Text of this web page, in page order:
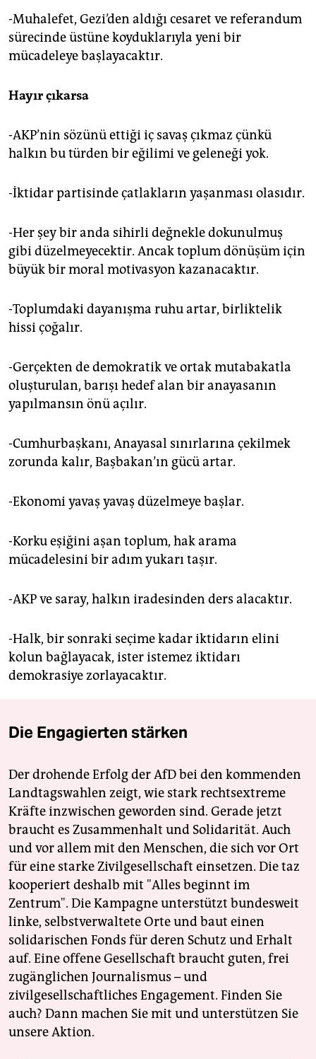
-Muhalefet, Gezi’den aldığı cesaret ve referandum
sürecinde üstüne koyduklarıyla yeni bir
mücadeleye başlayacaktır.
Hayır çıkarsa
-AKP’nin sözünü ettiği iç savaş çıkmaz çünkü
halkın bu türden bir eğilimi ve geleneği yok.
-İktidar partisinde çatlakların yaşanması olasıdır.
-Her şey bir anda sihirli değnekle dokunulmuş
gibi düzelmeyecektir. Ancak toplum dönüşüm için
büyük bir moral motivasyon kazanacaktır.
-Toplumdaki dayanışma ruhu artar, birliktelik
hissi çoğalır.
-Gerçekten de demokratik ve ortak mutabakatla
oluşturulan, barışı hedef alan bir anayasanın
yapılmansın önü açılır.
-Cumhurbaşkanı, Anayasal sınırlarına çekilmek
zorunda kalır, Başbakan’ın gücü artar.
-Ekonomi yavaş yavaş düzelmeye başlar.
-Korku eşiğini aşan toplum, hak arama
mücadelesini bir adım yukarı taşır.
-AKP ve saray, halkın iradesinden ders alacaktır.
-Halk, bir sonraki seçime kadar iktidarın elini
kolun bağlayacak, ister istemez iktidarı
demokrasiye zorlayacaktır.
Die Engagierten stärken
Der drohende Erfolg der AfD bei den kommenden
Landtagswahlen zeigt, wie stark rechtsextreme
Kräfte inzwischen geworden sind. Gerade jetzt
braucht es Zusammenhalt und Solidarität. Auch
und vor allem mit den Menschen, die sich vor Ort
für eine starke Zivilgesellschaft einsetzen. Die taz
kooperiert deshalb mit "Alles beginnt im
Zentrum". Die Kampagne unterstützt bundesweit
linke, selbstverwaltete Orte und baut einen
solidarischen Fonds für deren Schutz und Erhalt
auf. Eine offene Gesellschaft braucht guten, frei
zugänglichen Journalismus – und
zivilgesellschaftliches Engagement. Finden Sie
auch? Dann machen Sie mit und unterstützen Sie
unsere Aktion.